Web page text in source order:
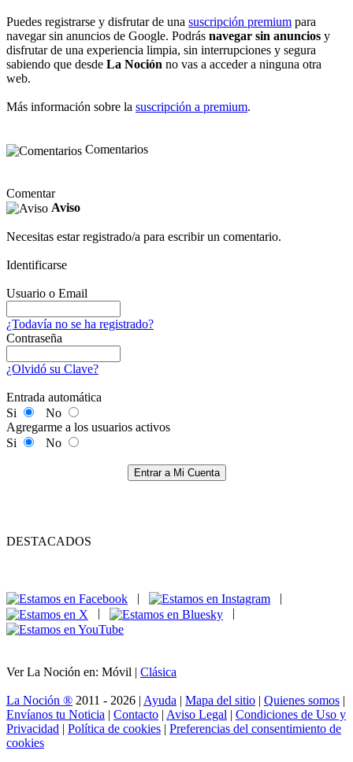
Puedes registrarse y disfrutar de una suscripción premium para
navegar sin anuncios de Google. Podrás navegar sin anuncios y
disfrutar de una experiencia limpia, sin interrupciones y segura
sabiendo que desde La Noción no vas a acceder a ninguna otra
web.
Más información sobre la suscripción a premium.
Comentarios
Comentar
Aviso
Necesitas estar registrado/a para escribir un comentario.
Identificarse
Usuario o Email
¿Todavía no se ha registrado?
Contraseña
¿Olvidó su Clave?
Entrada automática
Si
No
Agregarme a los usuarios activos
Si
No
Entrar a Mi Cuenta
DESTACADOS
|
|
|
|
Ver La Noción en: Móvil | Clásica
La Noción ® 2011 - 2026 | Ayuda | Mapa del sitio | Quienes somos |
Envíanos tu Noticia | Contacto | Aviso Legal | Condiciones de Uso y
Privacidad | Política de cookies | Preferencias del consentimiento de
cookies